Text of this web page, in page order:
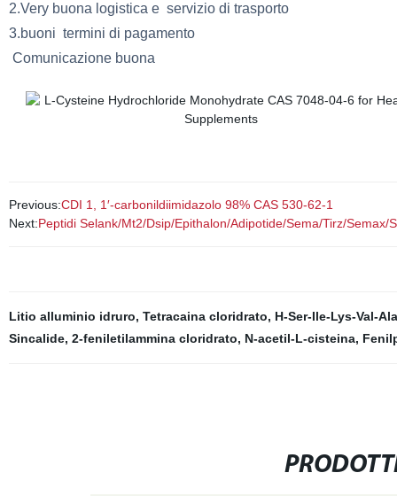
2.Very buona logistica e servizio di trasporto
3.buoni termini di pagamento
Comunicazione buona
Previous:CDI 1, 1′-carbonildiimidazolo 98% CAS 530-62-1
Next:Peptidi Selank/Mt2/Dsip/Epithalon/Adipotide/Sema/Tirz/
Litio alluminio idruro, Tetracaina cloridrato, H-Ser-Ile-Lys-Val-
Sincalide, 2-feniletilammina cloridrato, N-acetil-L-cisteina,